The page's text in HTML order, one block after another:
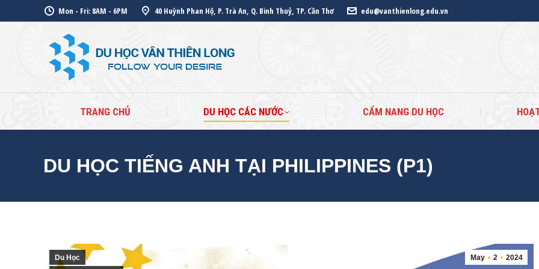
Mon - Fri: 8AM - 6PM 40 Huỳnh Phan Hộ, P. Trà An, Q. Bình Thuỷ, TP. Cần Thơ edu@vanthienlong.edu.vn
TRANG CHỦ DU HỌC CÁC NƯỚC CẨM NANG DU HỌC
DU HỌC TIẾNG ANH TẠI PHILIPPINES (P1)
May 2 2024
Du Học